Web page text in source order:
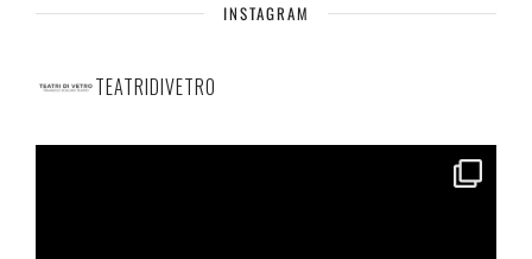
INSTAGRAM
TEATRIDIVETRO